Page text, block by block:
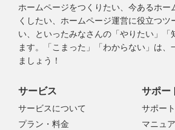
ホームページをつくりたい、今あるホー
くしたい、ホームページ運営に役立つツ
い、といったみなさんの「やりたい」「
ます。「こまった」「わからない」は、
ましょう！
サービス
サービスについて
プラン・料金
サポー
サポー
マニュ